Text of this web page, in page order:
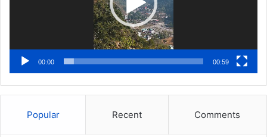
00:00 00:59
Popular Recent Comments